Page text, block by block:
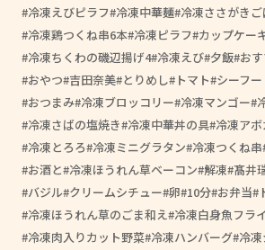
冷凍えびピラフ 冷凍中華麺 冷凍ささがきご
冷凍鶏つくね串6本 冷凍ピラフ カップケー
冷凍ちくわの磯辺揚げ4 冷凍えび 夕飯 お
おやつ 吉田奈美 とりめし トマト シーフ
おつまみ 冷凍ブロッコリー 冷凍マンゴー
冷凍さばの塩焼き 冷凍中華丼の具 冷凍ア
冷凍とろろ 冷凍ミニグラタン 冷凍つくね串
お酒と 冷凍ほうれん草ベーコン 解凍 髙井
バジル クリームシチュー 卵 10分 お弁当
冷凍ほうれん草のごま和え 冷凍白身魚フラ
冷凍肉入りカット野菜 冷凍ハンバーグ 冷